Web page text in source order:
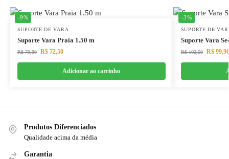
-9%
SUPORTE DE VARA
Suporte Vara Praia 1.50 m
R$79,90 R$72,50
Adicionar ao carrinho
-3%
SUPORTE DE
Suporte Vara
R$102,50 R$99,90
Produtos Diferenciados
Qualidade acima da média
Garantia